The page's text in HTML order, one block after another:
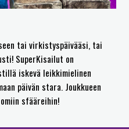
tai virkistyspäivääsi, tai
SuperKisailut on
iskevä leikkimielinen
päivän stara. Joukkueen
sfääreihin!